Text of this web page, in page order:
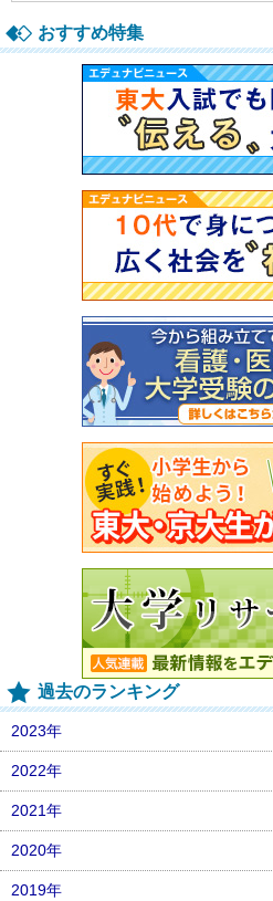
おすすめ特集
過去のランキング
2023年
2022年
2021年
2020年
2019年